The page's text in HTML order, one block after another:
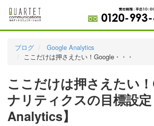
料金表
実績・お客様の声
初めて導入をお考えの方
代理店の乗り換えをお考えの方
ブログ
Google Analytics
ここだけは押さえたい！Google・・・
ここだけは押さえたい
ナリティクスの目標設
Analytics】